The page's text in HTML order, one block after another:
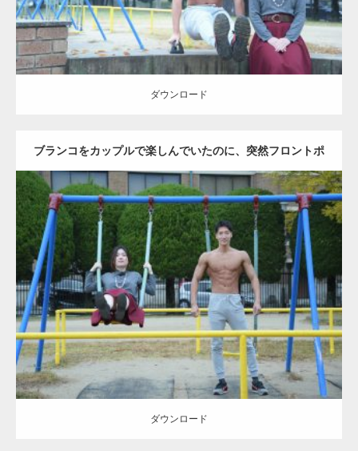
ダウンロード
ブランコをカップルで楽しんでいたのに、突然フロントポ
ーズをするマッチョ
Update: 2021.07.6
Category:公園のマッチョ その他 AKIHITO(細マッチョ) 腹筋 大胸筋
ダウンロード
ダウンロード